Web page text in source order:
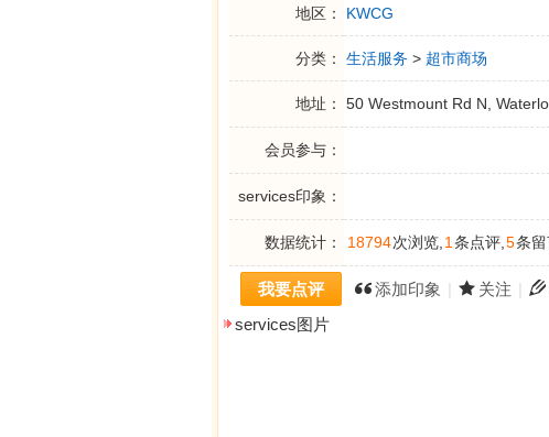
地区： KWCG
分类： 生活服务 > 超市商场
地址： 50 Westmount Rd N,
会员参与：
services印象：
数据统计： 18794次浏览, 1 条点评, 5条留
我要点评 添加印象 关注
services图片